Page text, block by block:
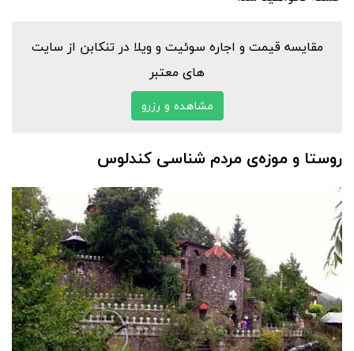
مقایسه قیمت و اجاره سوئیت و ویلا در تنکابن از سایت
های معتبر
مشاهده و رزرو
روستا و موزه‌ی مردم شناسی کندلوس